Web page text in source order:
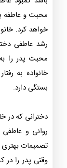
محبت و عاطفه
خواهد کرد.
رشد عاطفی
محبت پدر را
خانواده به
بستگی دارد.
دخترانی که در
روانی و
تصمیمات بهتری
وقتی پدر را